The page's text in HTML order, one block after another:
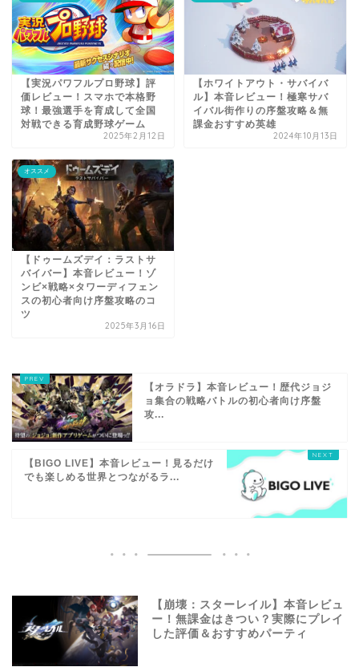
【実況パワフルプロ野球】評
価レビュー！スマホで本格野
球！最強選手を育成して全国
対戦できる育成野球ゲーム
2025年2月12日
【ホワイトアウト・サバイバ
ル】本音レビュー！極寒サバ
イバル街作りの序盤攻略＆無
課金おすすめ英雄
2024年10月13日
オススメ
【ドゥームズデイ：ラストサ
バイバー】本音レビュー！ゾ
ンビ×戦略×タワーディフェン
スの初心者向け序盤攻略のコ
ツ
2025年3月16日
【オラドラ】本音レビュー！歴代ジョジ
ョ集合の戦略バトルの初心者向け序盤
攻...
【BIGO LIVE】本音レビュー！見るだけ
でも楽しめる世界とつながるラ...
【崩壊：スターレイル】本音レビュ
ー！無課金はきつい？実際にプレイ
した評価＆おすすめパーティ